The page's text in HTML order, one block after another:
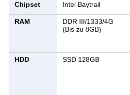
Chipset Intel Baytrail
RAM
DDR III/1333/4G
(Bis zu 8GB)
HDD SSD 128GB